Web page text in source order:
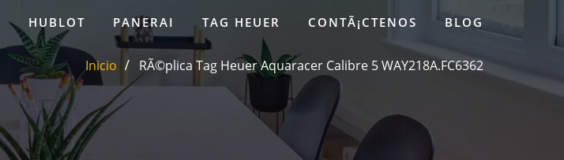
HUBLOT PANERAI TAG HEUER CONTÃ¡CTENOS BLOG
Inicio RÃ©plica Tag Heuer Aquaracer Calibre 5 WAY218A.FC6362